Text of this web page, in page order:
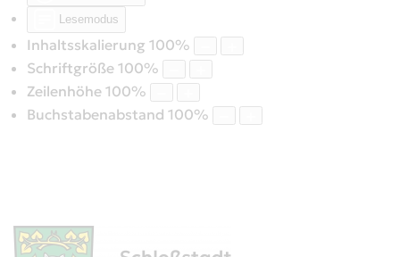
Lesemodus
Inhaltsskalierung 100%
Schriftgröße 100%
Zeilenhöhe 100%
Buchstabenabstand 100%